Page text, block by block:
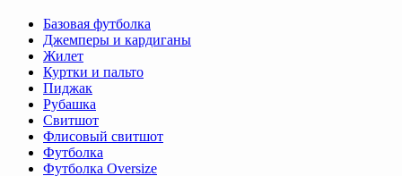
Базовая футболка
Джемперы и кардиганы
Жилет
Куртки и пальто
Пиджак
Рубашка
Свитшот
Флисовый свитшот
Футболка
Футболка Oversize